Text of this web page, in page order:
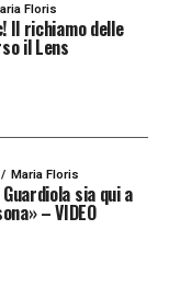
Floris
Il richiamo delle
il Lens
Maria Floris
sia qui a
– VIDEO